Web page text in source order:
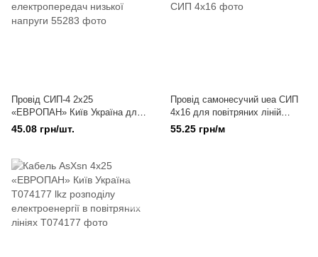
Провід СИП-4 2х25
«ЕВРОПАН» Київ Україна для
повітряних ліній
електропередач низької
45.08 грн/шт.
Провід самонесучий uea СИП
4x16 для повітряних ліній
електропередачі
55.25 грн/м